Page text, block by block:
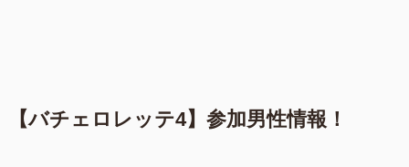
【バチェロレッテ4】参加男性情報！